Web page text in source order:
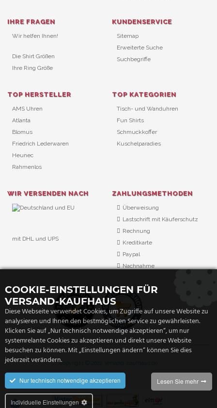
IHRE FRAGEN
Wir helfen Ihnen!
Die Shirt Größen
Ihre Ring Größe
KUNDENSERVICE
Sitemap
Erweiterte Suche
Suchbegriffe
TOP HERSTELLER
AMS Uhren
Atlanta
Blomus
Friedrich Lederwaren
Heunec
Rahmenlos
TOP KATEGORIEN
Tisch- und Wanduhren
Fun Shirts
Schmuckkoffer
Kuschelparadies
WIR VERSENDEN NACH
mit DHL und UPS
ZAHLUNGSMETHODEN
Überweisung
Lastschrift mit Käuferschutz
Rechnung
Kreditkarte
Paypal
Nachnahme
copyright © 2022 Versand-Kaufhaus.de
COOKIE-EINSTELLUNGEN FÜR
VERSAND-KAUFHAUS
Diese Webseite verwendet Cookies, um Zugriffe auf unsere Website zu
analysieren und Ihnen den bestmöglichen Service zu gewährleisten.
Klicken Sie auf „Nur technisch notwendige akzeptieren“, um nur
systemrelante Cookies zu akzeptieren und direkt unsere Website
besuchen zu können. Mit „Einstellungen ändern“ können Sie dies
jederzeit verändern.
Nur technisch notwendige akzeptieren Lesen Sie mehr
Individuelle Einstellungen